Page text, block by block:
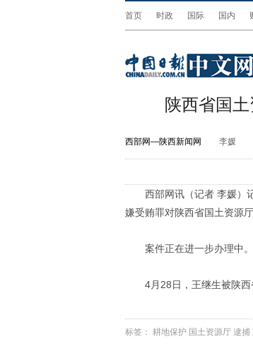
首页 时政 国际 国内
陕西省国
西部网—陕西新闻网 李媛
西部网讯（记者 李媛）
嫌受贿罪对陕西省国土资源
案件正在进一步办理中。
4月28日，王继生被陕西
标签： 耕地保护 国土资源厅 逮捕